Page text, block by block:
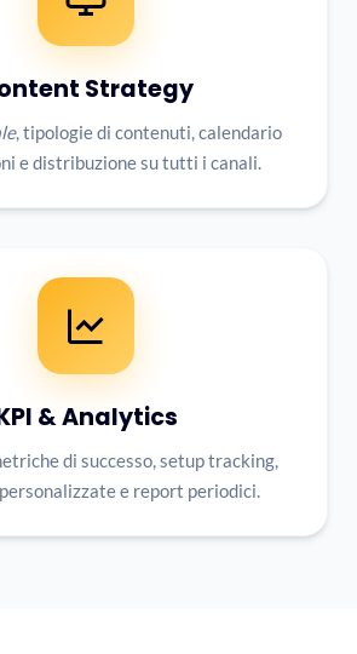
Strategy
, tipologie di contenuti, calendario
e distribuzione su tutti i canali.
& Analytics
di successo, setup tracking,
e report periodici.